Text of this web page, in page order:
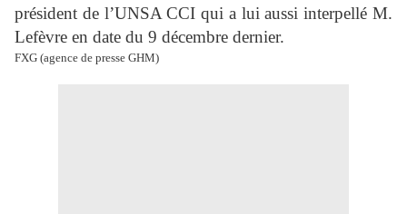
président de l’UNSA CCI qui a lui aussi interpellé M.
Lefèvre en date du 9 décembre dernier.
FXG (agence de presse GHM)